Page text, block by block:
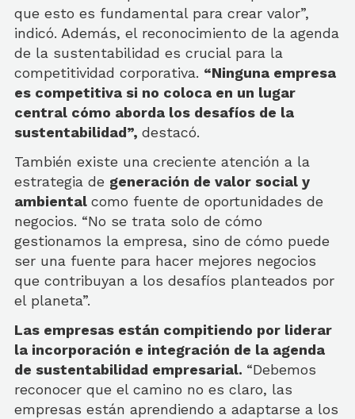
que esto es fundamental para crear valor”,
indicó. Además, el reconocimiento de la agenda
de la sustentabilidad es crucial para la
competitividad corporativa. “Ninguna empresa
es competitiva si no coloca en un lugar
central cómo aborda los desafíos de la
sustentabilidad”, destacó.
También existe una creciente atención a la
estrategia de generación de valor social y
ambiental como fuente de oportunidades de
negocios. “No se trata solo de cómo
gestionamos la empresa, sino de cómo puede
ser una fuente para hacer mejores negocios
que contribuyan a los desafíos planteados por
el planeta”.
Las empresas están compitiendo por liderar
la incorporación e integración de la agenda
de sustentabilidad empresarial. “Debemos
reconocer que el camino no es claro, las
empresas están aprendiendo a adaptarse a los